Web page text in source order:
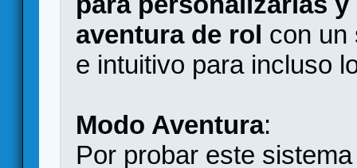
aventura de rol con un
e intuitivo para incluso
Modo Aventura:
Por probar este